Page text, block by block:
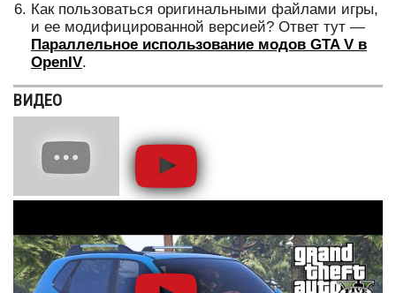
Как пользоваться оригинальными файлами игры,
и ее модифицированной версией? Ответ тут —
Параллельное использование модов GTA V в
OpenIV.
ВИДЕО